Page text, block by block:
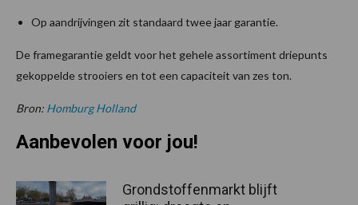
Op aandrijvingen zit standaard twee jaar garantie.
De framegarantie geldt voor het gehele assortiment driepunts
gekoppelde strooiers en tot een capaciteit van zes ton.
Bron: Homburg Holland
Aanbevolen voor jou!
Grondstoffenmarkt blijft